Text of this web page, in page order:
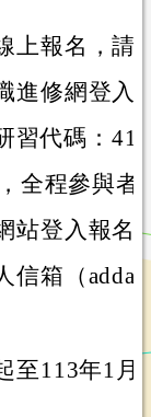
上報名，請
進修網登入
習代碼：
全程參與者
站登入報名
信箱（
至113年1月